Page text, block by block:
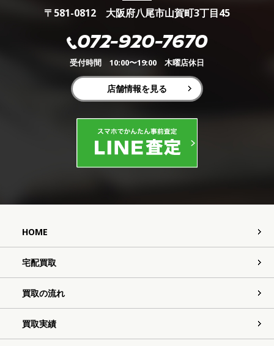
〒581-0812 大阪府八尾市山賀町3丁目45
072-920-7670
受付時間 10:00〜19:00 木曜店休日
店舗情報を見る
HOME
宅配買取
買取の流れ
買取実績